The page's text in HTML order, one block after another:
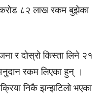
८२ लाख रकम बुझेका
र दोस्रो किस्ता लिने २१
रकम लिएका हुन् ।
निकै झन्झटिलो भएका